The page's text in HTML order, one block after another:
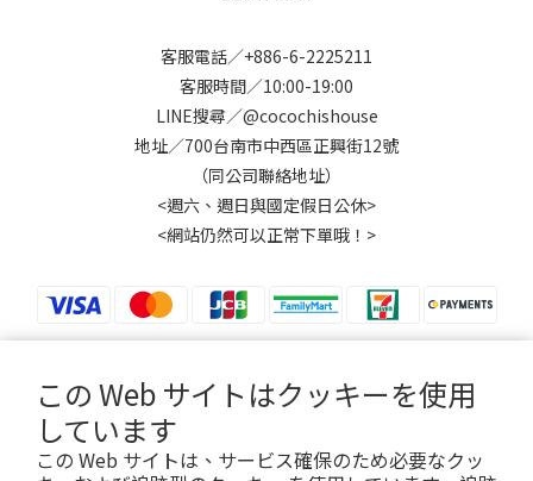
この Web サイトはクッキーを使用
しています
この Web サイトは、サービス確保のため必要なクッ
客服電話／+886-6-2225211
客服時間／10:00-19:00
LINE搜尋／@cocochishouse
地址／700台南市中西區正興街12號
（同公司聯絡地址）
<週六、週日與國定假日公休>
<網站仍然可以正常下單哦！>
$TWD 日本語